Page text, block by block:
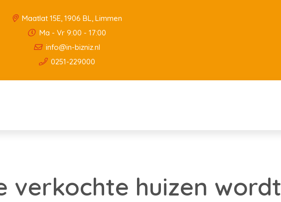
Maatlat 15E, 1906 BL, Limmen
Ma - Vr 9:00 - 17:00
info@in-bizniz.nl
0251-229000
verkochte huizen wordt